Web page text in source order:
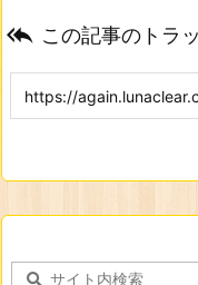
 この記事のトラ